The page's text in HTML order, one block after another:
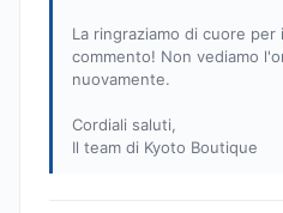
La ringraziamo di cuore
commento! Non vediamo
nuovamente.
Cordiali saluti,
Il team di Kyoto Boutique